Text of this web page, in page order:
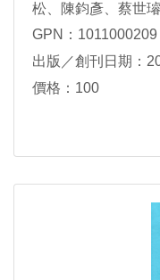
松、陳鈞彥、蔡世璿
GPN：1011000209
出版／創刊日期：
價格：100